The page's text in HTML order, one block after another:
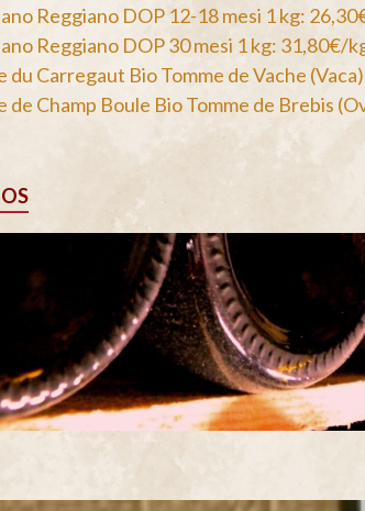
Reggiano DOP 12-18 mesi 1 kg:
Reggiano DOP 30 mesi 1 kg: 31,80€/
du Carregaut Bio Tomme de Vache
de Champ Boule Bio Tomme de Brebis